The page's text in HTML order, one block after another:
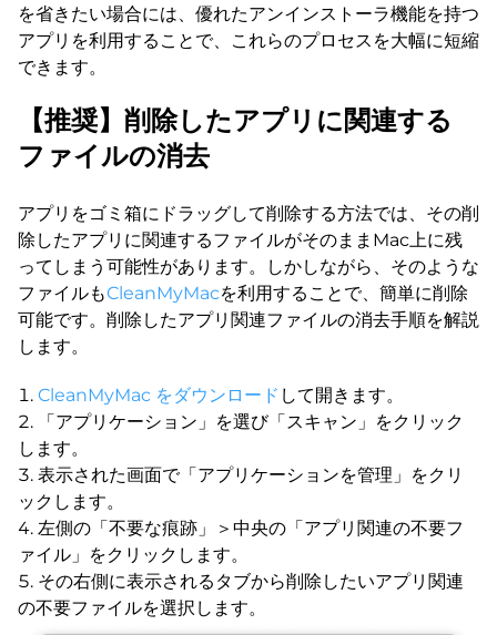
を省きたい場合には、優れたアンインストーラ機能を持つ
アプリを利用することで、これらのプロセスを大幅に短縮
できます。
【推奨】削除したアプリに関連する
ファイルの消去
アプリをゴミ箱にドラッグして削除する方法では、その削
除したアプリに関連するファイルがそのままMac上に残
ってしまう可能性があります。しかしながら、そのような
ファイルもCleanMyMacを利用することで、簡単に削除
可能です。削除したアプリ関連ファイルの消去手順を解説
します。
CleanMyMac をダウンロード して開きます。
「アプリケーション」を選び「スキャン」をクリック
します。
表示された画面で「アプリケーションを管理」をクリ
ックします。
左側の「不要な痕跡」＞中央の「アプリ関連の不要フ
ァイル」をクリックします。
その右側に表示されるタブから削除したいアプリ関連
の不要ファイルを選択します。